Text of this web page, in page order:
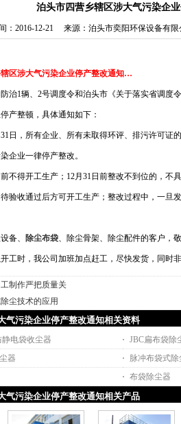
泊头市四营乡辖区涉大气污染企
：2016-12-21 来源：泊头市奕阳环保设备有限
区涉大气污染企业停产整改通知…
治1辆、2号调度令和泊头市《关于落实省调度
产整顿，具体通知如下：
31日，所有企业、所有未取得环评、排污许可
企业一律停产整改。
不得开工生产；12月31日前整改不到位的，不
验收通过后方可开工生产；整改过程中，一旦
备、 除尘布袋、除尘骨架、除尘配件的客户，
工时，我公司加班加点赶工，尽快发货，同时
制作严把质量关
尘技术的应用
气污染企业停产整改通知相关资料
电袋收尘器
JBC扁布袋除
器
脉冲布袋式除
布袋除尘器
气污染企业停产整改通知相关产品